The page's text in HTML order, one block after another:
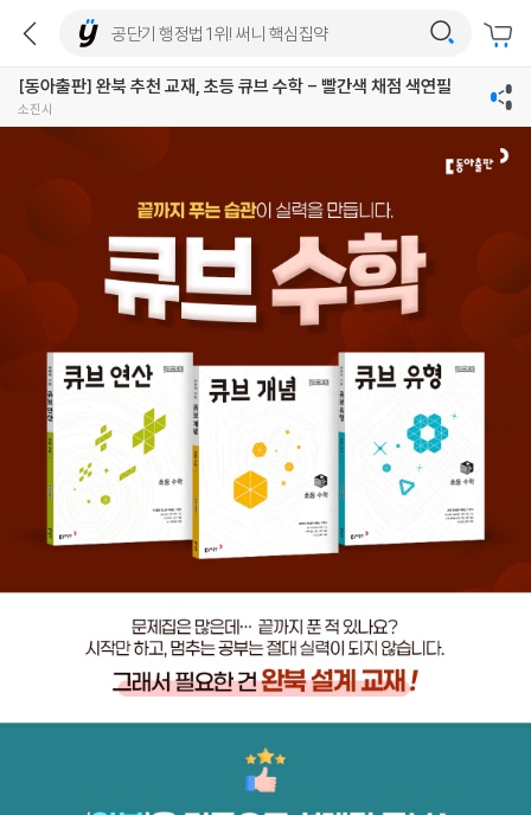
[동아출판] 완북 추천 교재, 초등 큐브 수학 - 빨간색 채점 색연필
소진시